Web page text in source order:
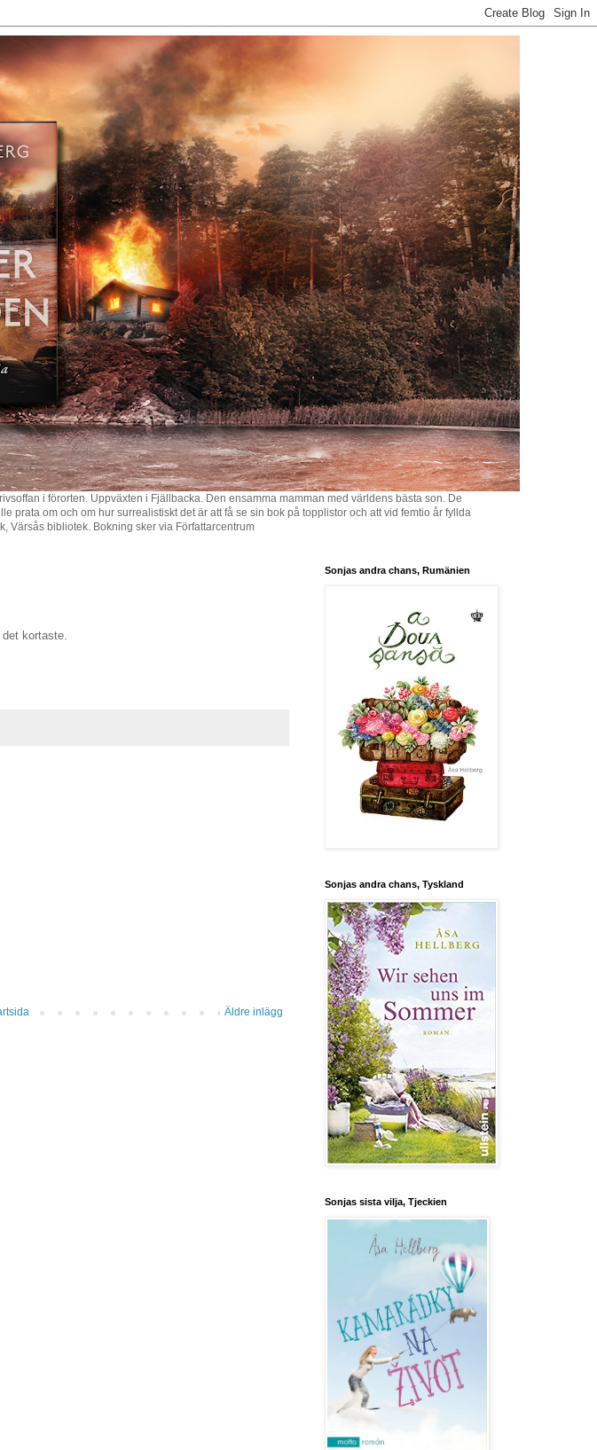
i förorten. Uppväxten i Fjällbacka. Den ensamma mamman med världens bästa son. De
om och om hur surrealistiskt det är att få se sin bok på topplistor och att vid femtio år fyllda
Värsås bibliotek. Bokning sker via Författarcentrum
kortaste.
Äldre inlägg
Sonjas andra chans, Rumänien
Sonjas andra chans, Tyskland
Sonjas sista vilja, Tjeckien